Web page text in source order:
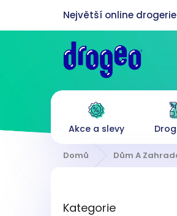
obsah
Akce a slevy
Domů Dům A
kategorie
Kategorie